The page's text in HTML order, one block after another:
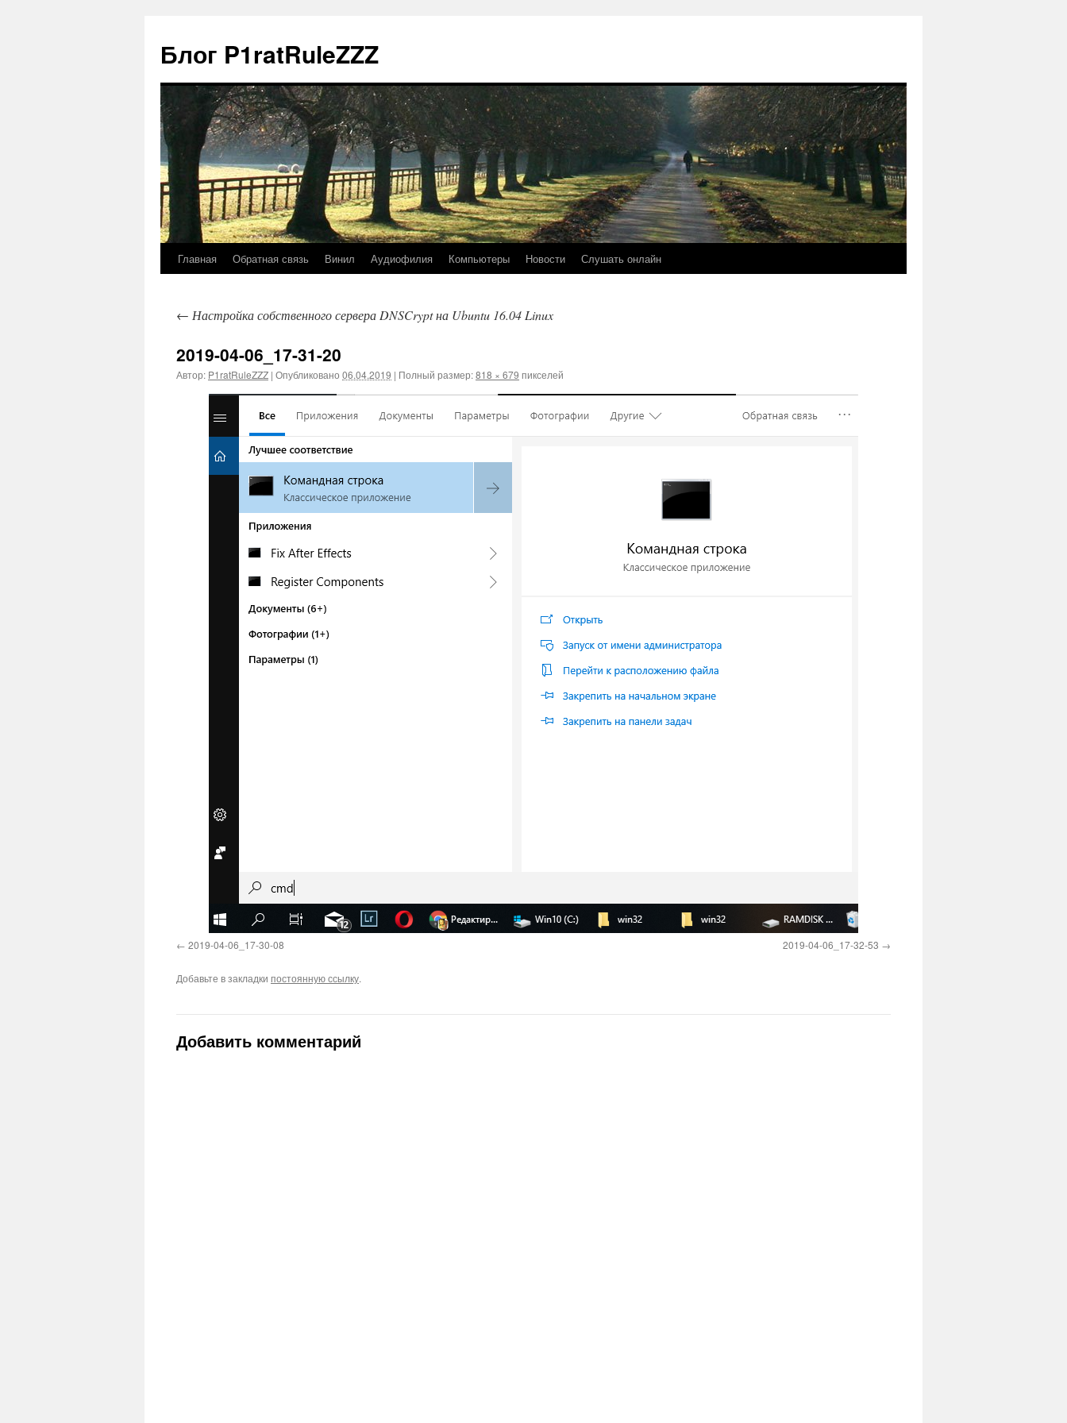
Блог P1ratRuleZZZ
Главная Обратная связь Винил Аудиофилия Компьютеры Новости Слушать онлайн
← Настройка собственного сервера DNSCrypt на Ubuntu 16.04 Linux
2019-04-06_17-31-20
Автор: P1ratRuleZZZ | Опубликовано 06.04.2019 | Полный размер:818 × 679 пикселей
2019-04-06_17-30-08 2019-04-06_17-32-53
Добавьте в закладки постоянную ссылку.
Добавить комментарий